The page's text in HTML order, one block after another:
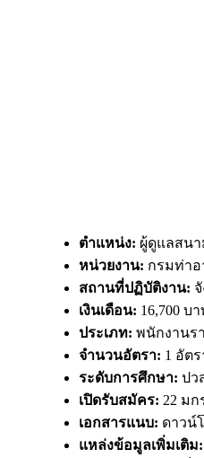
ตำแหน่ง: ผู้ดูแลสน
หน่วยงาน: กรมท่า
สถานที่ปฏิบัติงาน:
เงินเดือน: 16,700 บ
ประเภท: พนักงานร
จำนวนอัตรา: 1 อัตร
ระดับการศึกษา: ปว
เปิดรับสมัคร: 22 มก
เอกสารแนบ: ดาวน์
แหล่งข้อมูลเพิ่มเติม: